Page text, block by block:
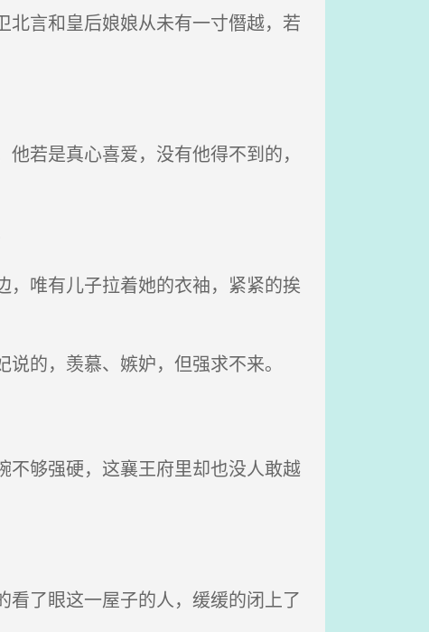
言和皇后娘娘从未有一寸僭越，若
若是真心喜爱，没有他得不到的，
唯有儿子拉着她的衣袖，紧紧的挨
的，羡慕、嫉妒，但强求不来。
够强硬，这襄王府里却也没人敢越
了眼这一屋子的人，缓缓的闭上了